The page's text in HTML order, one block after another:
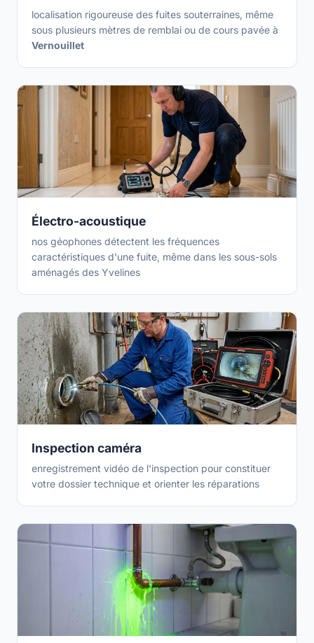
localisation rigoureuse des fuites souterraines, même
sous plusieurs mètres de remblai ou de cours pavée à
Vernouillet
Électro-acoustique
nos géophones détectent les fréquences
caractéristiques d'une fuite, même dans les sous-sols
aménagés des Yvelines
Inspection caméra
enregistrement vidéo de l'inspection pour constituer
votre dossier technique et orienter les réparations